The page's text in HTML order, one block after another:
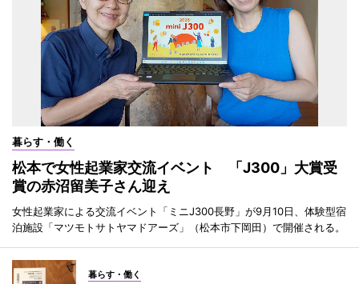
暮らす・働く
松本で女性起業家交流イベント 「J300」大賞受
賞の赤沼留美子さん迎え
女性起業家による交流イベント「ミニJ300長野」が9月10日、体験型宿
泊施設「マツモトサトヤマドアーズ」（松本市下岡田）で開催される。
暮らす・働く